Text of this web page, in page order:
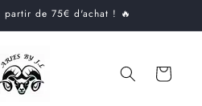
partir de 75€ d'achat ! 🔥
Panier